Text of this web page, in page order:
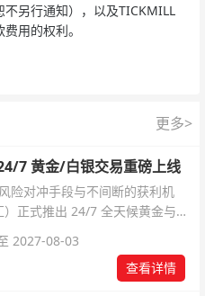
另行通知），以及TICKMILL
用的权利。
更多>
7 黄金/白银交易重磅上线
险对冲手段与不间断的获利机
正式推出 24/7 全天候黄金与白
则。
2027-08-03
查看详情